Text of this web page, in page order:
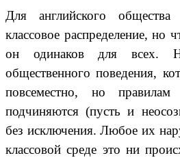
Для английского общества
классовое распределение, но
он одинаков для всех.
общественного поведения,
повсеместно, но правилам
подчиняются (пусть и
без исключения. Любое их
классовой среде это ни